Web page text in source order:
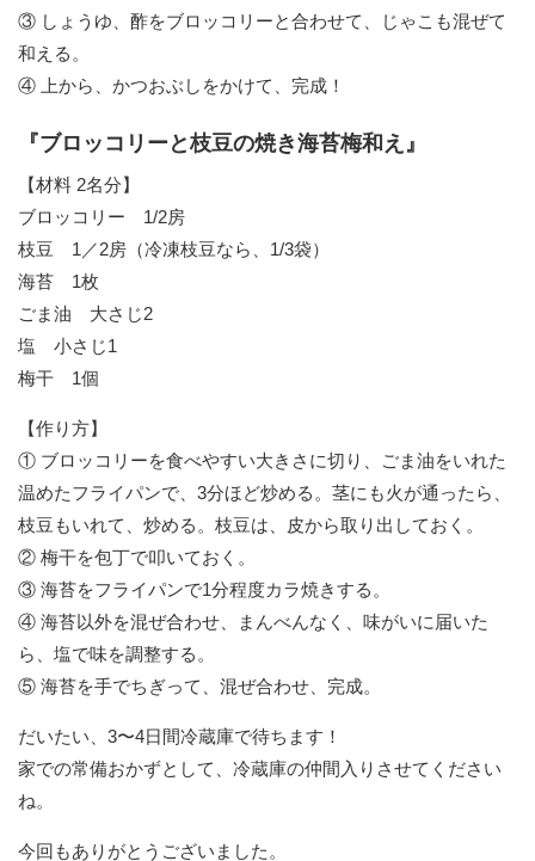
③ しょうゆ、酢をブロッコリーと合わせて、じゃこも混ぜて
和える。
④ 上から、かつおぶしをかけて、完成！
『ブロッコリーと枝豆の焼き海苔梅和え』
【材料 2名分】
ブロッコリー 1/2房
枝豆 1／2房（冷凍枝豆なら、1/3袋）
海苔 1枚
ごま油 大さじ2
塩 小さじ1
梅干 1個
【作り方】
① ブロッコリーを食べやすい大きさに切り、ごま油をいれた
温めたフライパンで、3分ほど炒める。茎にも火が通ったら、
枝豆もいれて、炒める。枝豆は、皮から取り出しておく。
② 梅干を包丁で叩いておく。
③ 海苔をフライパンで1分程度カラ焼きする。
④ 海苔以外を混ぜ合わせ、まんべんなく、味がいに届いた
ら、塩で味を調整する。
⑤ 海苔を手でちぎって、混ぜ合わせ、完成。
だいたい、3〜4日間冷蔵庫で待ちます！
家での常備おかずとして、冷蔵庫の仲間入りさせてください
ね。
今回もありがとうございました。